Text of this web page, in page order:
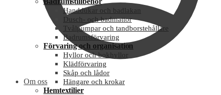
Om oss
Handdukar och badlakan
Dusch- och badmattor
Tvålpumpar och tandborstehållare
Badrumsförvaring
Förvaring och organisation
Hyllor och bokhyllor
Klädförvaring
Skåp och lådor
Hängare och krokar
Hemtextilier